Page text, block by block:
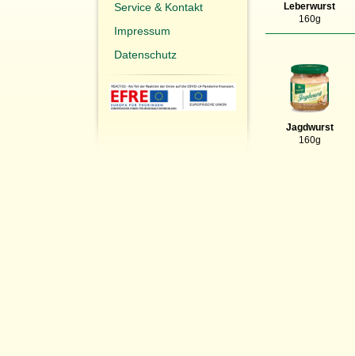
Service & Kontakt
Impressum
Datenschutz
Leberwurst
160g
Jagdwurst
160g